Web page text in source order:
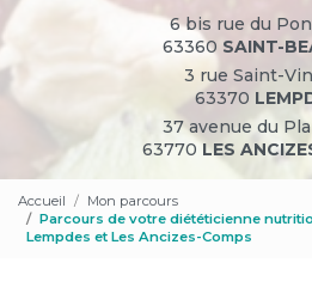
6 bis rue du
63360 SAINT-
3 rue Saint-
63370
37 avenue du
63770 LES
Accueil
Mon parcours
Parcours de votre diététicienne
Lempdes et Les Ancizes-Comps